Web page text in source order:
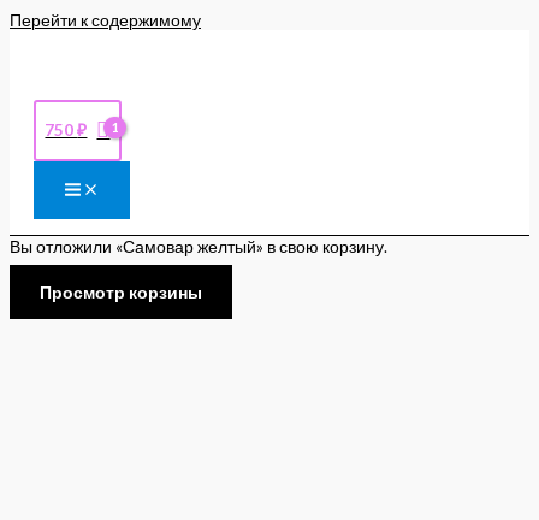
Перейти к содержимому
750₽
Вы отложили «Самовар желтый» в свою корзину.
Просмотр корзины